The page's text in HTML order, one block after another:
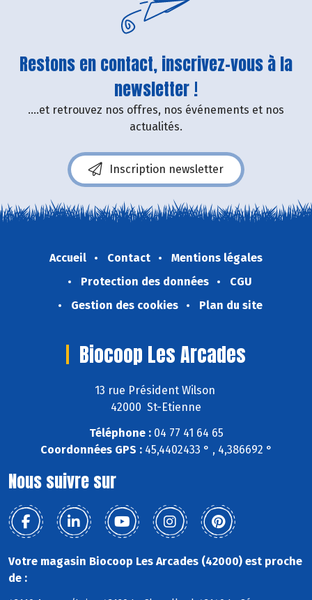
Restons en contact, inscrivez-vous à la
newsletter !
....et retrouvez nos offres, nos événements et nos
actualités.
Inscription newsletter
Accueil Contact
Mentions légales
Protection des données
CGU
Gestion des cookies
Plan du site
Biocoop Les Arcades
13 rue Président Wilson
42000 St-Etienne
Téléphone :04 77 41 64 65
Coordonnées GPS :45,4402433 ° , 4,386692 °
Nous suivre sur
Votre magasin Biocoop Les Arcades (42000) est proche
de :